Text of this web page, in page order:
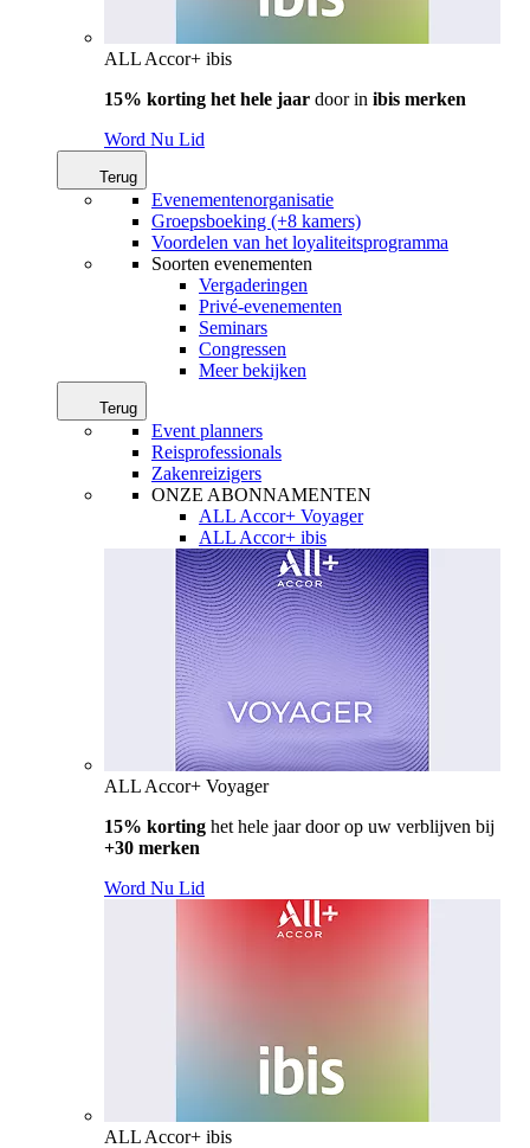
ALL Accor+ ibis
15% korting het hele jaar door in ibis merken
Word Nu Lid
Terug
Evenementenorganisatie
Groepsboeking (+8 kamers)
Voordelen van het loyaliteitsprogramma
Soorten evenementen
Vergaderingen
Privé-evenementen
Seminars
Congressen
Meer bekijken
Terug
Event planners
Reisprofessionals
Zakenreizigers
ONZE ABONNAMENTEN
ALL Accor+ Voyager
ALL Accor+ ibis
ALL Accor+ Voyager
15% korting het hele jaar door op uw verblijven bij
+30 merken
Word Nu Lid
ALL Accor+ ibis